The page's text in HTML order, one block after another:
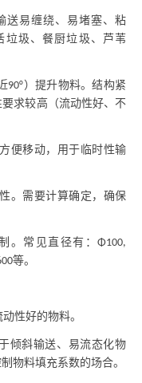
送易缠绕、易堵塞、粘
垃圾、餐厨垃圾、芦苇
90°）提升物料。结构紧
求较高（流动性好、不
便移动，用于临时性输
。需要计算确定，确保
。常见直径有： Φ100,
等。
性好的物料。
倾斜输送、易流态化物
物料填充系数的场合。